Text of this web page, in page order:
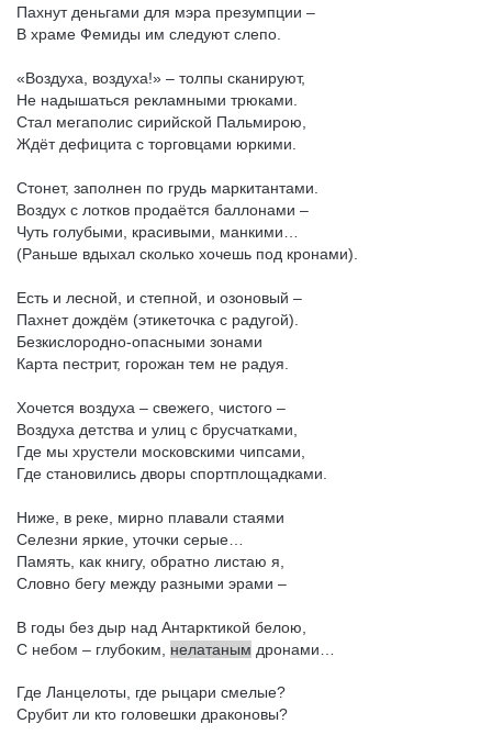
Пахнут деньгами для мэра презумпции –
В храме Фемиды им следуют слепо.
«Воздуха, воздуха!» – толпы сканируют,
Не надышаться рекламными трюками.
Стал мегаполис сирийской Пальмирою,
Ждёт дефицита с торговцами юркими.
Стонет, заполнен по грудь маркитантами.
Воздух с лотков продаётся баллонами –
Чуть голубыми, красивыми, манкими…
(Раньше вдыхал сколько хочешь под кронами).
Есть и лесной, и степной, и озоновый –
Пахнет дождём (этикеточка с радугой).
Безкислородно-опасными зонами
Карта пестрит, горожан тем не радуя.
Хочется воздуха – свежего, чистого –
Воздуха детства и улиц с брусчатками,
Где мы хрустели московскими чипсами,
Где становились дворы спортплощадками.
Ниже, в реке, мирно плавали стаями
Селезни яркие, уточки серые…
Память, как книгу, обратно листаю я,
Словно бегу между разными эрами –
В годы без дыр над Антарктикой белою,
С небом – глубоким, нелатаным дронами…
Где Ланцелоты, где рыцари смелые?
Срубит ли кто головешки драконовы?